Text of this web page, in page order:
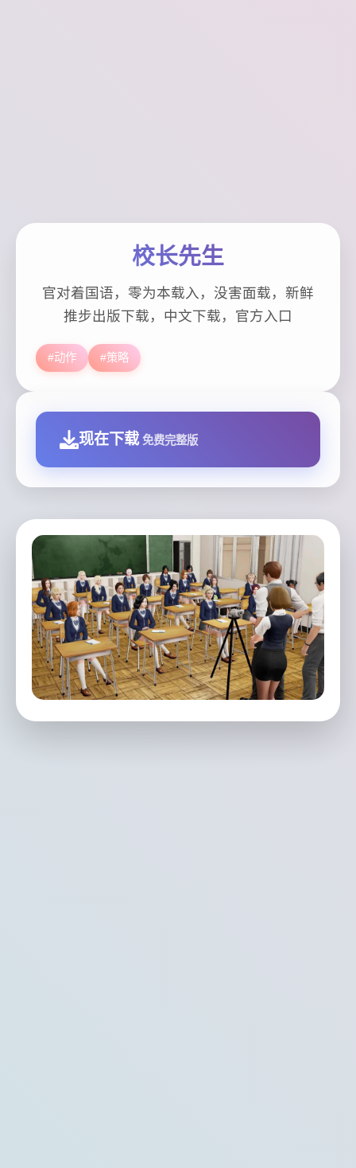
校长先生
官对着国语，零为本载入，没害面载，新鲜
推步出版下载，中文下载，官方入口
#动作 #策略
现在下载 免费完整版